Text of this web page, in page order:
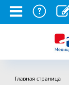
Главная страница